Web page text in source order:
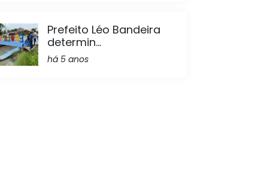
Prefeito Léo Bandeira
determin...
há 5 anos